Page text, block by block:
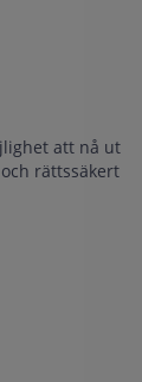
att nå ut
rättssäkert